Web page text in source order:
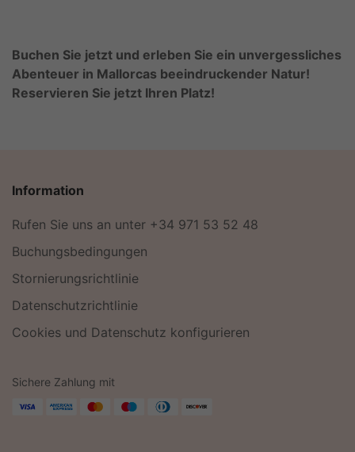
Buchen Sie jetzt und erleben Sie ein unvergessliches
Abenteuer in Mallorcas beeindruckender Natur!
Reservieren Sie jetzt Ihren Platz!
Information
Rufen Sie uns an unter +34 971 53 52 48
Buchungsbedingungen
Stornierungsrichtlinie
Datenschutzrichtlinie
Cookies und Datenschutz konfigurieren
Sichere Zahlung mit